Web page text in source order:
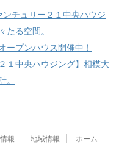
チュリー２１中央ハウジ
たる空間。
プンハウス開催中！
１中央ハウジング】相模大
報 地域情報
ホーム